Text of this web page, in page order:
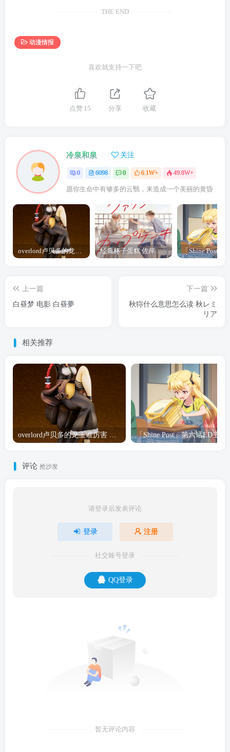
THE END
动漫情报
喜欢就支持一下吧
点赞 15 分享 收藏
冷泉和泉 关注
0 6098 0 6.1W+ 49.8W+
愿你生命中有够多的云翳，来造成一个美丽的黄昏
overlord卢贝多的龙王谁厉害 「Overlord」露普斯蕾琪娜·贝塔手办开订 经典杯子蛋糕 佐岸 漫画「经典杯子蛋糕」宣布真人日剧化
上一篇
白昼梦 电影 白昼夢
下一篇
秋狝什么意思怎么读 秋レミ
リア
相关推荐
评论 抢沙发
请登录后发表评论
登录 注册
社交账号登录
QQ登录
暂无评论内容